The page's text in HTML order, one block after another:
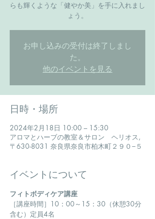
らも輝くような「健やか美」を手に入れまし
ょう。
お申し込みの受付は終了しまし
た。
他のイベントを見る
日時・場所
2024年2月18日 10:00 – 15:30
アロマとハーブの教室＆サロン ヘリオス,
〒630-8031 奈良県奈良市柏木町２９０−５
イベントについて
フィトボディケア講座
​［講座時間］10：00～15：30（休憩30分
含む）定員4名